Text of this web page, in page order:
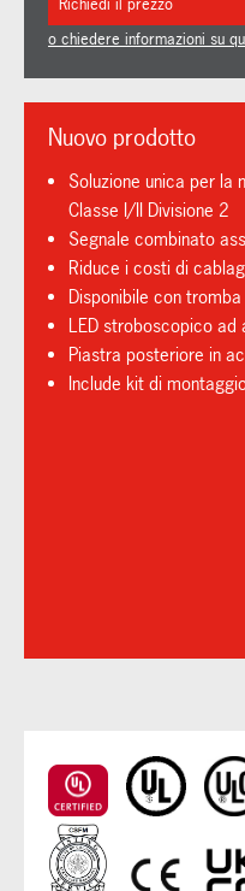
Richiedi il prezzo
o chiedere informazioni su
Nuovo prodotto
Soluzione unica per la
Classe I/II Divisione 2
Segnale combinato
Riduce i costi di
Disponibile con
LED stroboscopico ad
Piastra posteriore in
Include kit di